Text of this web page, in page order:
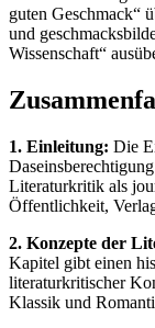
guten Geschmack“
und
Wissenschaft“
1. Einleitung: Die
Literaturkritik als
Öffentlichkeit,
2. Konzepte der
Kapitel gibt einen
literaturkritischer
Klassik und